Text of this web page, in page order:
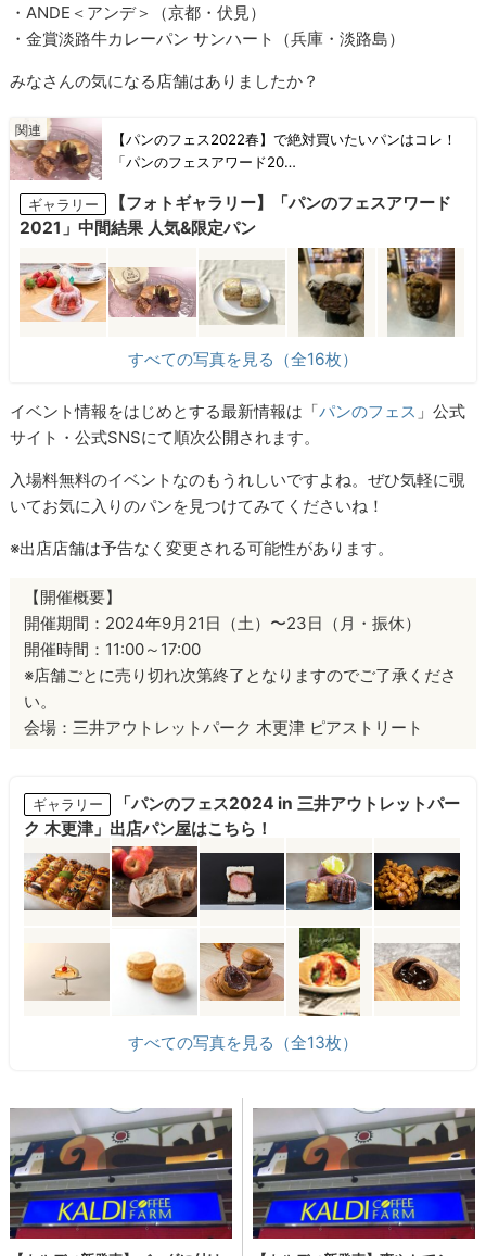
・ANDE＜アンデ＞（京都・伏見）
・金賞淡路牛カレーパン サンハート（兵庫・淡路島）
みなさんの気になる店舗はありましたか？
【パンのフェス2022春】で絶対買いたいパンはコレ！
「パンのフェスアワード20…
ギャラリー
【フォトギャラリー】「パンのフェスアワード
2021」中間結果 人気&限定パン
すべての写真を見る（全16枚）
イベント情報をはじめとする最新情報は「パンのフェス 」公式
サイト・公式SNSにて順次公開されます。
入場料無料のイベントなのもうれしいですよね。ぜひ気軽に覗
いてお気に入りのパンを見つけてみてくださいね！
※出店店舗は予告なく変更される可能性があります。
【開催概要】
開催期間：2024年9月21日（土）〜23日（月・振休）
開催時間：11:00～17:00
※店舗ごとに売り切れ次第終了となりますのでご了承くださ
い。
会場：三井アウトレットパーク 木更津 ピアストリート
ギャラリー
「パンのフェス2024 in 三井アウトレットパー
ク 木更津」出店パン屋はこちら！
すべての写真を見る（全13枚）